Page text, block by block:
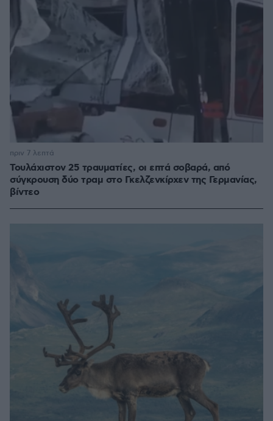
Τουλάχιστον 25 τραυματίες, οι επτά σοβαρά, από
σύγκρουση δύο τραμ στο Γκελζενκίρχεν της Γερμανίας,
βίντεο
πριν 7 λεπτά